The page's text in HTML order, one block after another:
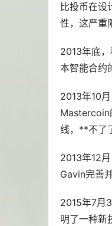
比投币在设
性，这严重
2013年底
本智能合约
2013年10
Mastercoin
线，**不了
2013年12
Gavin完善
2015年7月
明了一种新